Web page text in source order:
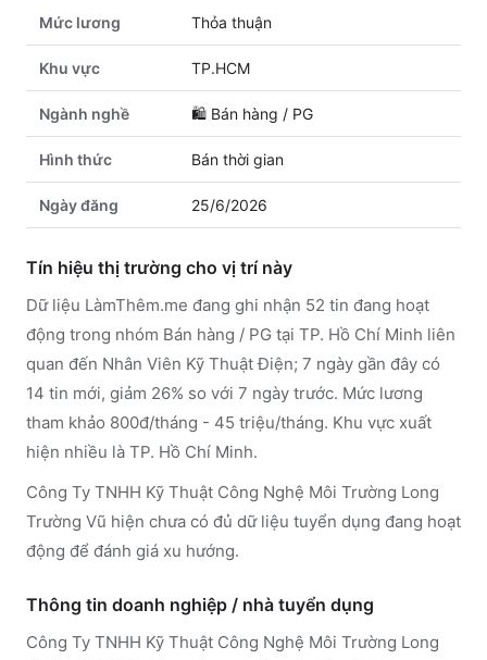
Mức lương Thỏa thuận
Khu vực TP.HCM
Ngành nghề 🛍️ Bán hàng / PG
Hình thức Bán thời gian
Ngày đăng 25/6/2026
Tín hiệu thị trường cho vị trí này
Dữ liệu LàmThêm.me đang ghi nhận 52 tin đang hoạt
động trong nhóm Bán hàng / PG tại TP. Hồ Chí Minh liên
quan đến Nhân Viên Kỹ Thuật Điện; 7 ngày gần đây có
14 tin mới, giảm 26% so với 7 ngày trước. Mức lương
tham khảo 800đ/tháng - 45 triệu/tháng. Khu vực xuất
hiện nhiều là TP. Hồ Chí Minh.
Công Ty TNHH Kỹ Thuật Công Nghệ Môi Trường Long
Trường Vũ hiện chưa có đủ dữ liệu tuyển dụng đang hoạt
động để đánh giá xu hướng.
Thông tin doanh nghiệp / nhà tuyển dụng
Công Ty TNHH Kỹ Thuật Công Nghệ Môi Trường Long